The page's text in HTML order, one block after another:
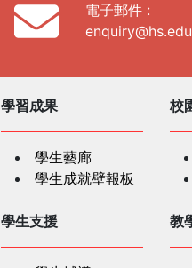
電子郵件 :
學習成果
學生藝廊
學生成就壁報板
學生支援
校
教